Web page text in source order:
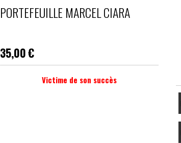
PORTEFEUILLE MARCEL CIARA
35,00€
Victime de son succès